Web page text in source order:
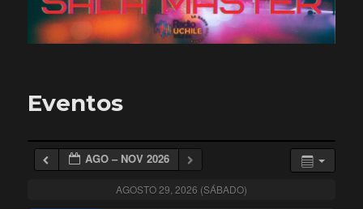
Eventos
AGO – NOV 2026
AGOSTO 29, 2026 (SÁBADO)